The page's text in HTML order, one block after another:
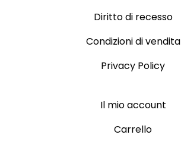
Diritto di recesso
Condizioni di vendita
Privacy Policy
Il mio account
Carrello